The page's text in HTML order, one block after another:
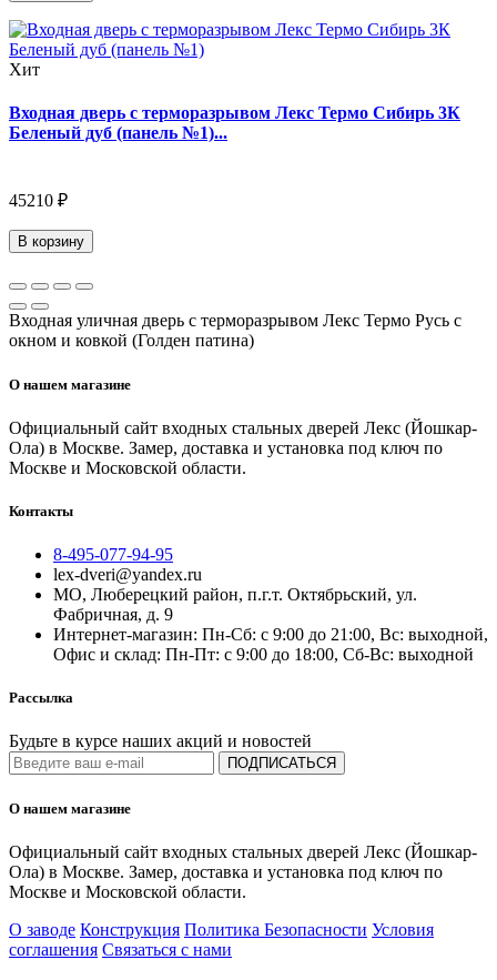
Хит
Входная дверь с терморазрывом Лекс Термо Сибирь 3К
Беленый дуб (панель №1)...
45210 ₽
В корзину
Входная уличная дверь с терморазрывом Лекс Термо Русь с
окном и ковкой (Голден патина)
О нашем магазине
Официальный сайт входных стальных дверей Лекс (Йошкар-
Ола) в Москве. Замер, доставка и установка под ключ по
Москве и Московской области.
Контакты
8-495-077-94-95
lex-dveri@yandex.ru
МО, Люберецкий район, п.г.т. Октябрьский, ул.
Фабричная, д. 9
Интернет-магазин: Пн-Сб: с 9:00 до 21:00, Вс: выходной,
Офис и склад: Пн-Пт: с 9:00 до 18:00, Сб-Вс: выходной
Рассылка
Будьте в курсе наших акций и новостей
ПОДПИСАТЬСЯ
О нашем магазине
Официальный сайт входных стальных дверей Лекс (Йошкар-
Ола) в Москве. Замер, доставка и установка под ключ по
Москве и Московской области.
О заводе Конструкция Политика Безопасности Условия
соглашения Связаться с нами